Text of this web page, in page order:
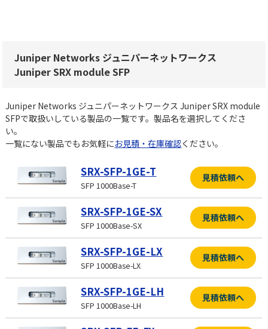
Juniper Networks ジュニパーネットワークス
Juniper SRX module SFP
Juniper Networks ジュニパーネットワークス Juniper SRX module
SFPで取扱いしている製品の一覧です。製品名を選択してくださ
い。
一覧にない製品でもお気軽にお見積・在庫確認ください。
SRX-SFP-1GE-T
SFP 1000Base-T
見積依頼へ
SRX-SFP-1GE-SX
SFP 1000Base-SX
見積依頼へ
SRX-SFP-1GE-LX
SFP 1000Base-LX
見積依頼へ
SRX-SFP-1GE-LH
SFP 1000Base-LH
見積依頼へ